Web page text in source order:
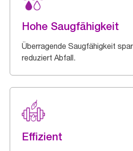
Hohe Saugfähigkeit
Überragende Saugfähigkeit
reduziert Abfall.
Effizient